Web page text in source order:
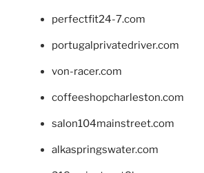
perfectfit24-7.com
portugalprivatedriver.com
von-racer.com
coffeeshopcharleston.com
salon104mainstreet.com
alkaspringswater.com